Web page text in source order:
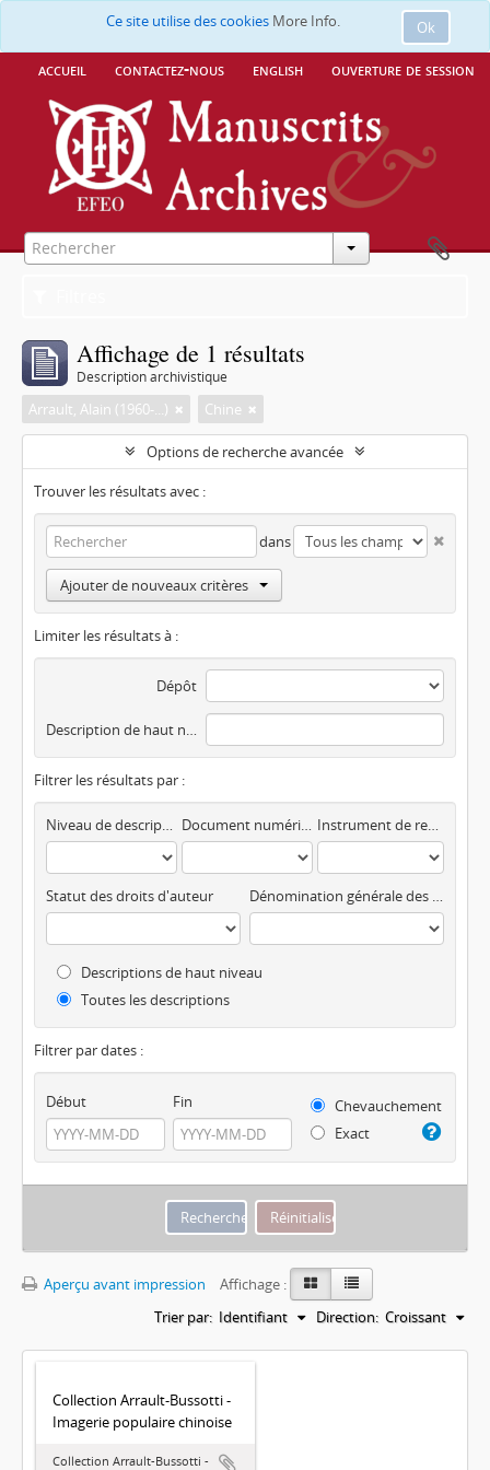
Ok
Ce site utilise des cookies More Info.
accueil contactez-nous english ouverture de session
Affichage de 1 résultats
Description archivistique
Arrault, Alain (1960-...) Chine
Options de recherche avancée
Trouver les résultats avec :
dans
Ajouter de nouveaux critères
Limiter les résultats à :
Dépôt
Description de haut niveau
Filtrer les résultats par :
Niveau de description Document numérisé disponible Instrument de recherche
Statut des droits d'auteur Dénomination générale des documents
Descriptions de haut niveau
Toutes les descriptions
Filtrer par dates :
Début Fin
Chevauchement
Exact
Aperçu avant impression
Affichage :
Trier par: Identifiant Direction: Croissant
Collection Arrault-Bussotti -
Imagerie populaire chinoise
Collection Arrault-Bussotti -